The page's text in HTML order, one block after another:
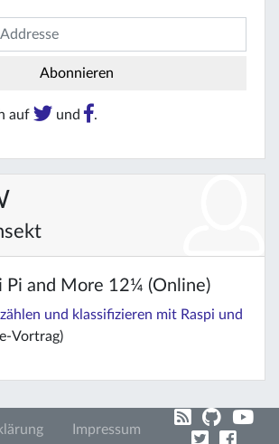
auf und .
Pi and More 12¼ (Online)
zählen und klassifizieren mit Raspi und
Vortrag)
Impressum